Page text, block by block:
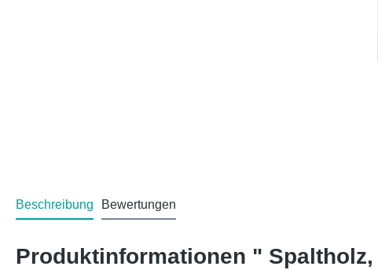
Beschreibung Bewertungen
Produktinformationen "